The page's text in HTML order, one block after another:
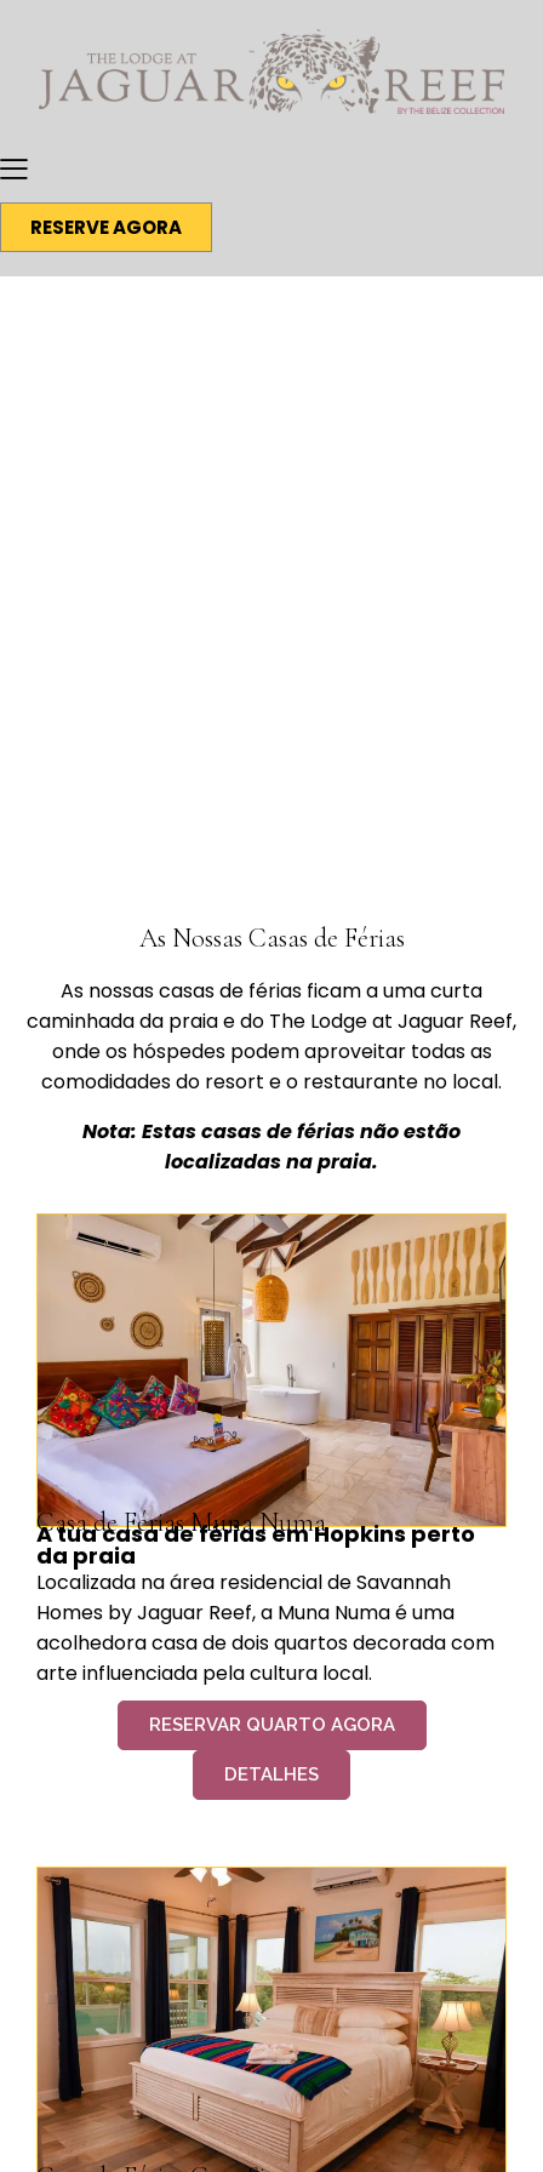
RESERVE AGORA
As Nossas Casas de Férias
As nossas casas de férias ficam a uma curta
caminhada da praia e do The Lodge at Jaguar Reef,
onde os hóspedes podem aproveitar todas as
comodidades do resort e o restaurante no local.
Nota: Estas casas de férias não estão
localizadas na praia.
Casa de Férias Muna Numa
A tua casa de férias em Hopkins perto
da praia
Localizada na área residencial de Savannah
Homes by Jaguar Reef, a Muna Numa é uma
acolhedora casa de dois quartos decorada com
arte influenciada pela cultura local.
RESERVAR QUARTO AGORA
DETALHES